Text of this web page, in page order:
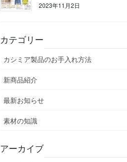
2023年11月2日
カテゴリー
カシミア製品のお手入れ方法
新商品紹介
最新お知らせ
素材の知識
アーカイブ